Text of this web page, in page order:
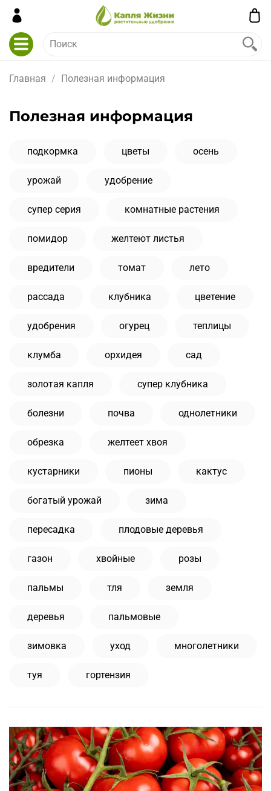
Главная Полезная информация
Полезная информация
подкормка цветы осень
урожай удобрение
супер серия комнатные растения
помидор желтеют листья
вредители томат лето
рассада клубника цветение
удобрения огурец теплицы
клумба орхидея сад
золотая капля супер клубника
болезни почва однолетники
обрезка желтеет хвоя
кустарники пионы кактус
богатый урожай зима
пересадка плодовые деревья
газон хвойные розы
пальмы тля земля
деревья пальмовые
зимовка уход многолетники
туя гортензия